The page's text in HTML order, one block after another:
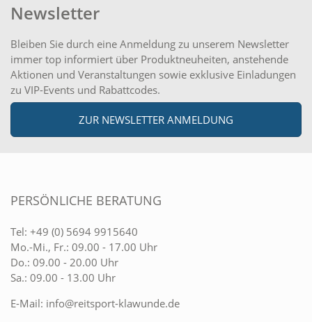
Newsletter
Bleiben Sie durch eine Anmeldung zu unserem Newsletter
immer top informiert über Produktneuheiten, anstehende
Aktionen und Veranstaltungen sowie exklusive Einladungen
zu VIP-Events und Rabattcodes.
ZUR NEWSLETTER ANMELDUNG
PERSÖNLICHE BERATUNG
Tel: +49 (0) 5694 9915640
Mo.-Mi., Fr.: 09.00 - 17.00 Uhr
Do.: 09.00 - 20.00 Uhr
Sa.: 09.00 - 13.00 Uhr
E-Mail: info@reitsport-klawunde.de